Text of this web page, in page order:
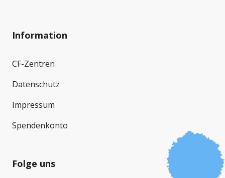
Information
CF-Zentren
Datenschutz
Impressum
Spendenkonto
Folge uns